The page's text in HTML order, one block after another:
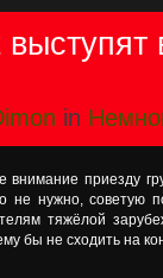
in
приезду
не нужно, советую
тяжёлой
бы не сходить на